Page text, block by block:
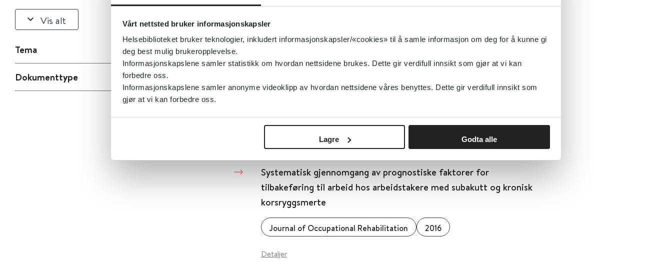
Vårt nettsted bruker informasjonskapsler
Helsebiblioteket bruker teknologier, inkludert informasjonskapsler/«cookies» til å samle informasjon om deg for å kunne gi
deg best mulig brukeropplevelse.
Informasjonskapslene samler statistikk om hvordan nettsidene brukes. Dette gir verdifull innsikt som gjør at vi kan
forbedre oss.
Informasjonskapslene samler anonyme videoklipp av hvordan nettsidene våres benyttes. Dette gir verdifull innsikt som
gjør at vi kan forbedre oss.
Lagre Godta alle
Vis alt
Tema
Dokumenttype
Detaljer
Seponering av statiner hos personer med demens
Systematisk gjennomgang av prognostiske faktorer for
tilbakeføring til arbeid hos arbeidstakere med subakutt og kronisk
korsryggsmerte
Journal of Occupational Rehabilitation 2016
Detaljer